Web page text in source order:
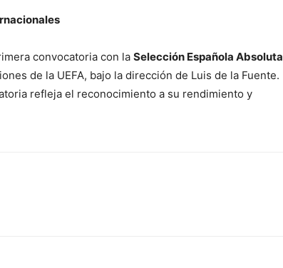
convocatoria con la Selección Española Absoluta
de la UEFA, bajo la dirección de Luis de la Fuente.
refleja el reconocimiento a su rendimiento y